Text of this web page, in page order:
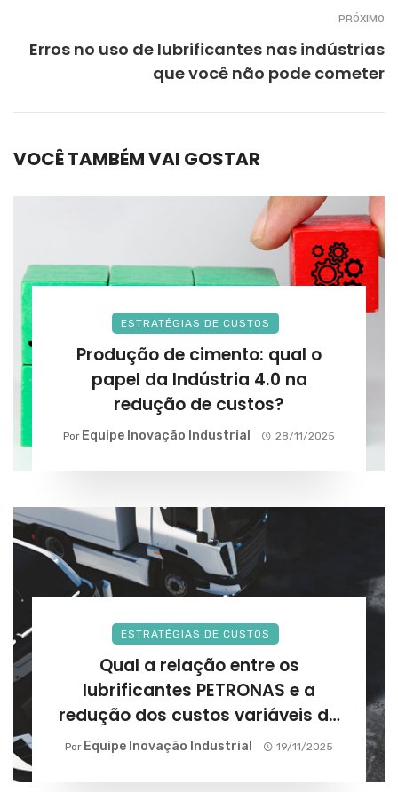
PRÓXIMO
Erros no uso de lubrificantes nas indústrias
que você não pode cometer
VOCÊ TAMBÉM VAI GOSTAR
ESTRATÉGIAS DE CUSTOS
Produção de cimento: qual o
papel da Indústria 4.0 na
redução de custos?
Por Equipe Inovação Industrial 28/11/2025
ESTRATÉGIAS DE CUSTOS
Qual a relação entre os
lubrificantes PETRONAS e a
redução dos custos variáveis da
frota?
Por Equipe Inovação Industrial 19/11/2025